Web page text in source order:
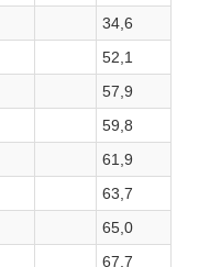
34,6
52,1
57,9
59,8
61,9
63,7
65,0
67,7